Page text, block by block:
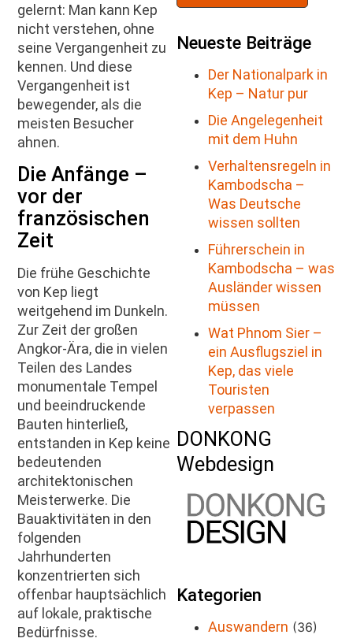
gelernt: Man kann Kep
nicht verstehen, ohne
seine Vergangenheit zu
kennen. Und diese
Vergangenheit ist
bewegender, als die
meisten Besucher
ahnen.
Die Anfänge –
vor der
französischen
Zeit
Die frühe Geschichte
von Kep liegt
weitgehend im Dunkeln.
Zur Zeit der großen
Angkor-Ära, die in vielen
Teilen des Landes
monumentale Tempel
und beeindruckende
Bauten hinterließ,
entstanden in Kep keine
bedeutenden
architektonischen
Meisterwerke. Die
Bauaktivitäten in den
folgenden
Jahrhunderten
konzentrierten sich
offenbar hauptsächlich
auf lokale, praktische
Bedürfnisse.
Neueste Beiträge
Der Nationalpark in
Kep – Natur pur
Die Angelegenheit
mit dem Huhn
Verhaltensregeln in
Kambodscha –
Was Deutsche
wissen sollten
Führerschein in
Kambodscha – was
Ausländer wissen
müssen
Wat Phnom Sier –
ein Ausflugsziel in
Kep, das viele
Touristen
verpassen
DONKONG
Webdesign
Kategorien
Auswandern (36)